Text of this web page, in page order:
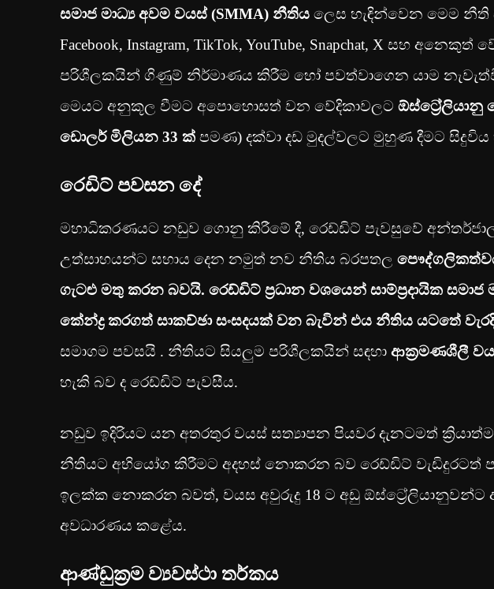
සමාජ මාධ්‍ය අවම වයස් (SMMA) නීතිය ලෙස හැඳින්වෙන මෙම නීති
Facebook, Instagram, TikTok, YouTube, Snapchat, X සහ
පරිශීලකයින් ගිණුම් නිර්මාණය කිරීම හෝ පවත්වාගෙන යාම
මෙයට අනුකූල වීමට අපොහොසත් වන වේදිකාවලට ඕස්ට්‍රේලියානු
ඩොලර් මිලියන 33 ක් පමණ) දක්වා දඩ මුදල්වලට මුහුණ දීමට සිදුවිය
රෙඩිට් පවසන දේ
මහාධිකරණයට නඩුව ගොනු කිරීමේ දී, රෙඩ්ඩිට් පැවසුවේ
උත්සාහයන්ට සහාය දෙන නමුත් නව නීතිය බරපතල
ගැටළු මතු කරන බවයි. රෙඩ්ඩිට් ප්‍රධාන වශයෙන් සාම්ප්‍රදායික
කේන්ද්‍ර කරගත් සාකච්ඡා සංසදයක් වන බැවින් එය නීතිය යටතේ
සමාගම පවසයි . නීතියට සියලුම පරිශීලකයින් සඳහා ආක්‍රමණශීලී
හැකි බව ද රෙඩ්ඩිට් පැවසීය.
නඩුව ඉදිරියට යන අතරතුර වයස් සත්‍යාපන පියවර දැනටමත්
නීතියට අභියෝග කිරීමට අදහස් නොකරන බව රෙඩ්ඩිට් වැඩිදුරටත්
ඉලක්ක නොකරන බවත්, වයස අවුරුදු 18 ට අඩු
අවධාරණය කළේය.
ආණ්ඩුක්‍රම ව්‍යවස්ථා තර්කය